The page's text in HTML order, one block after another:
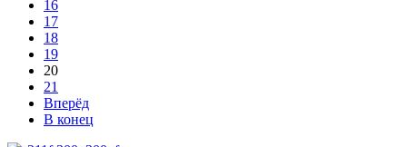
16
17
18
19
20
21
Вперёд
В конец